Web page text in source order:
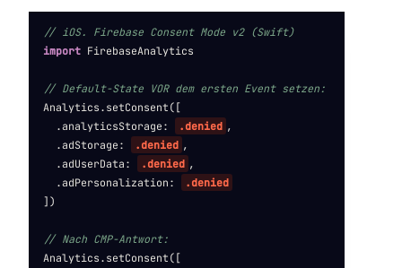
// iOS. Firebase Consent Mode v2 (Swift)
import FirebaseAnalytics
// Default-State VOR dem ersten Event setzen:
Analytics.setConsent([
.analyticsStorage:
. denied ,
.adStorage:
. denied ,
.adUserData:
. denied ,
.adPersonalization:
. denied
])
// Nach CMP-Antwort:
Analytics.setConsent([